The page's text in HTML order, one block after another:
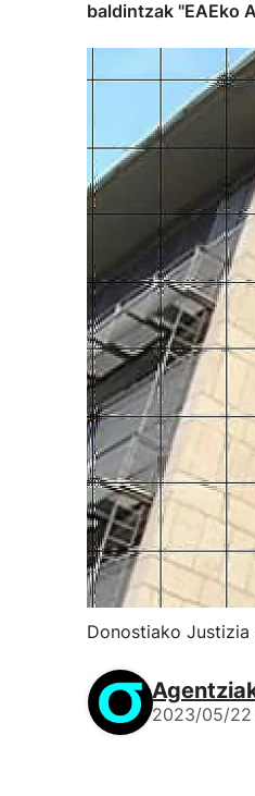
baldintzak "EAEko
Donostiako
2023/05/22